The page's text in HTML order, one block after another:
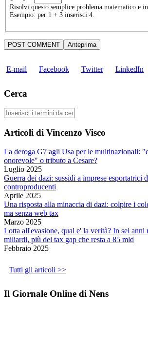
Risolvi questo semplice problema matematico e
Esempio: per 1 + 3 inserisci 4.
E-mail Facebook Twitter LinkedIn
Cerca
Cerca
Articoli di Vincenzo Visco
La deroga G7 agli Usa per le multinazionali:
onorevole" o tributo a Cesare?
Luglio 2025
Guerra dei dazi: sussidi a imprese esportatrici
controproducenti
Aprile 2025
Una risposta alla minaccia di dazi: colpire i
ma senza web tax
Marzo 2025
Lotta all'evasione, qual e' la verità? In sei anni
miliardi, più del tax gap che resta a 85 mld
Febbraio 2025
Tutti gli articoli >>
Il Giornale Online di Nens